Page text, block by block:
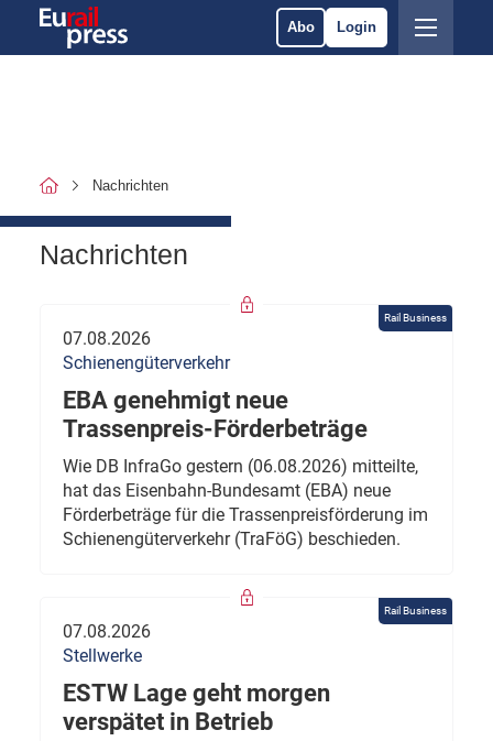
Abo Login
Nachrichten
Nachrichten
Rail Business
07.08.2026
Schienengüterverkehr
EBA genehmigt neue
Trassenpreis-Förderbeträge
Wie DB InfraGo gestern (06.08.2026) mitteilte,
hat das Eisenbahn-Bundesamt (EBA) neue
Förderbeträge für die Trassenpreisförderung im
Schienengüterverkehr (TraFöG) beschieden.
Rail Business
07.08.2026
Stellwerke
ESTW Lage geht morgen
verspätet in Betrieb